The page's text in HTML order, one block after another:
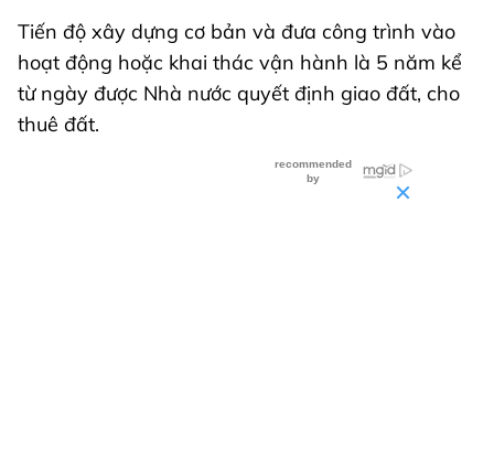
Tiến độ xây dựng cơ bản và đưa công trình vào
hoạt động hoặc khai thác vận hành là 5 năm kể
từ ngày được Nhà nước quyết định giao đất, cho
thuê đất.